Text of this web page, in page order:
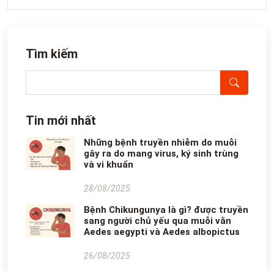
Tìm kiếm
Tin mới nhất
Những bệnh truyền nhiễm do muỗi
gây ra do mang virus, ký sinh trùng
và vi khuẩn
28/08/2025
Bệnh Chikungunya là gì? được truyền
sang người chủ yếu qua muỗi vằn
Aedes aegypti và Aedes albopictus
26/08/2025